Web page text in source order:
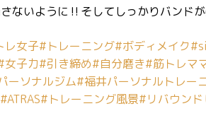
ないように‼️そしてしっかりバンド
レ女子#トレーニング#ボディメイク
女子力#引き締め#自分磨き#筋トレマ
ーソナルジム#福井パーソナルトレー
#ATRAS#トレーニング風景#リバウン